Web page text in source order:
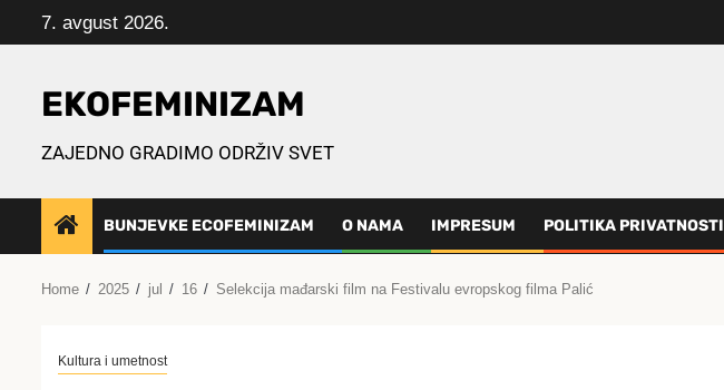
to
7. avgust 2026.
EKOFEMINIZAM
ZAJEDNO GRADIMO ODRŽIV SVET
BUNJEVKE ECOFEMINIZAM O NAMA IMPRESUM POLITIKA PRIVATNOSTI
Home 2025 jul 16 Selekcija mađarski film na Festivalu evropskog filma Palić
Kultura i umetnost